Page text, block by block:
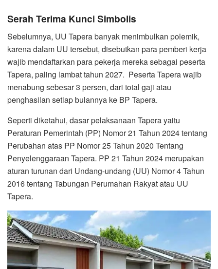
Serah Terima Kunci Simbolis
Sebelumnya, UU Tapera banyak menimbulkan polemik,
karena dalam UU tersebut, disebutkan para pemberi kerja
wajib mendaftarkan para pekerja mereka sebagai peserta
Tapera, paling lambat tahun 2027. Peserta Tapera wajib
menabung sebesar 3 persen, dari total gaji atau
penghasilan setiap bulannya ke BP Tapera.
Seperti diketahui, dasar pelaksanaan Tapera yaitu
Peraturan Pemerintah (PP) Nomor 21 Tahun 2024 tentang
Perubahan atas PP Nomor 25 Tahun 2020 Tentang
Penyelenggaraan Tapera. PP 21 Tahun 2024 merupakan
aturan turunan dari Undang-undang (UU) Nomor 4 Tahun
2016 tentang Tabungan Perumahan Rakyat atau UU
Tapera.